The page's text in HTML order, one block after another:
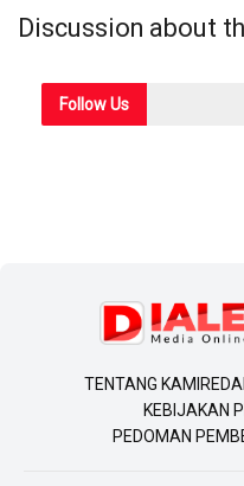
Discussion about
FollowUs
TENTANG KAMI
KEBIJAKAN
PEDOMAN